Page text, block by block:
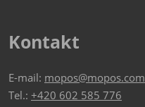
Kontakt
E-mail: mopos@mopos.com
Tel.: +420 602 585 776